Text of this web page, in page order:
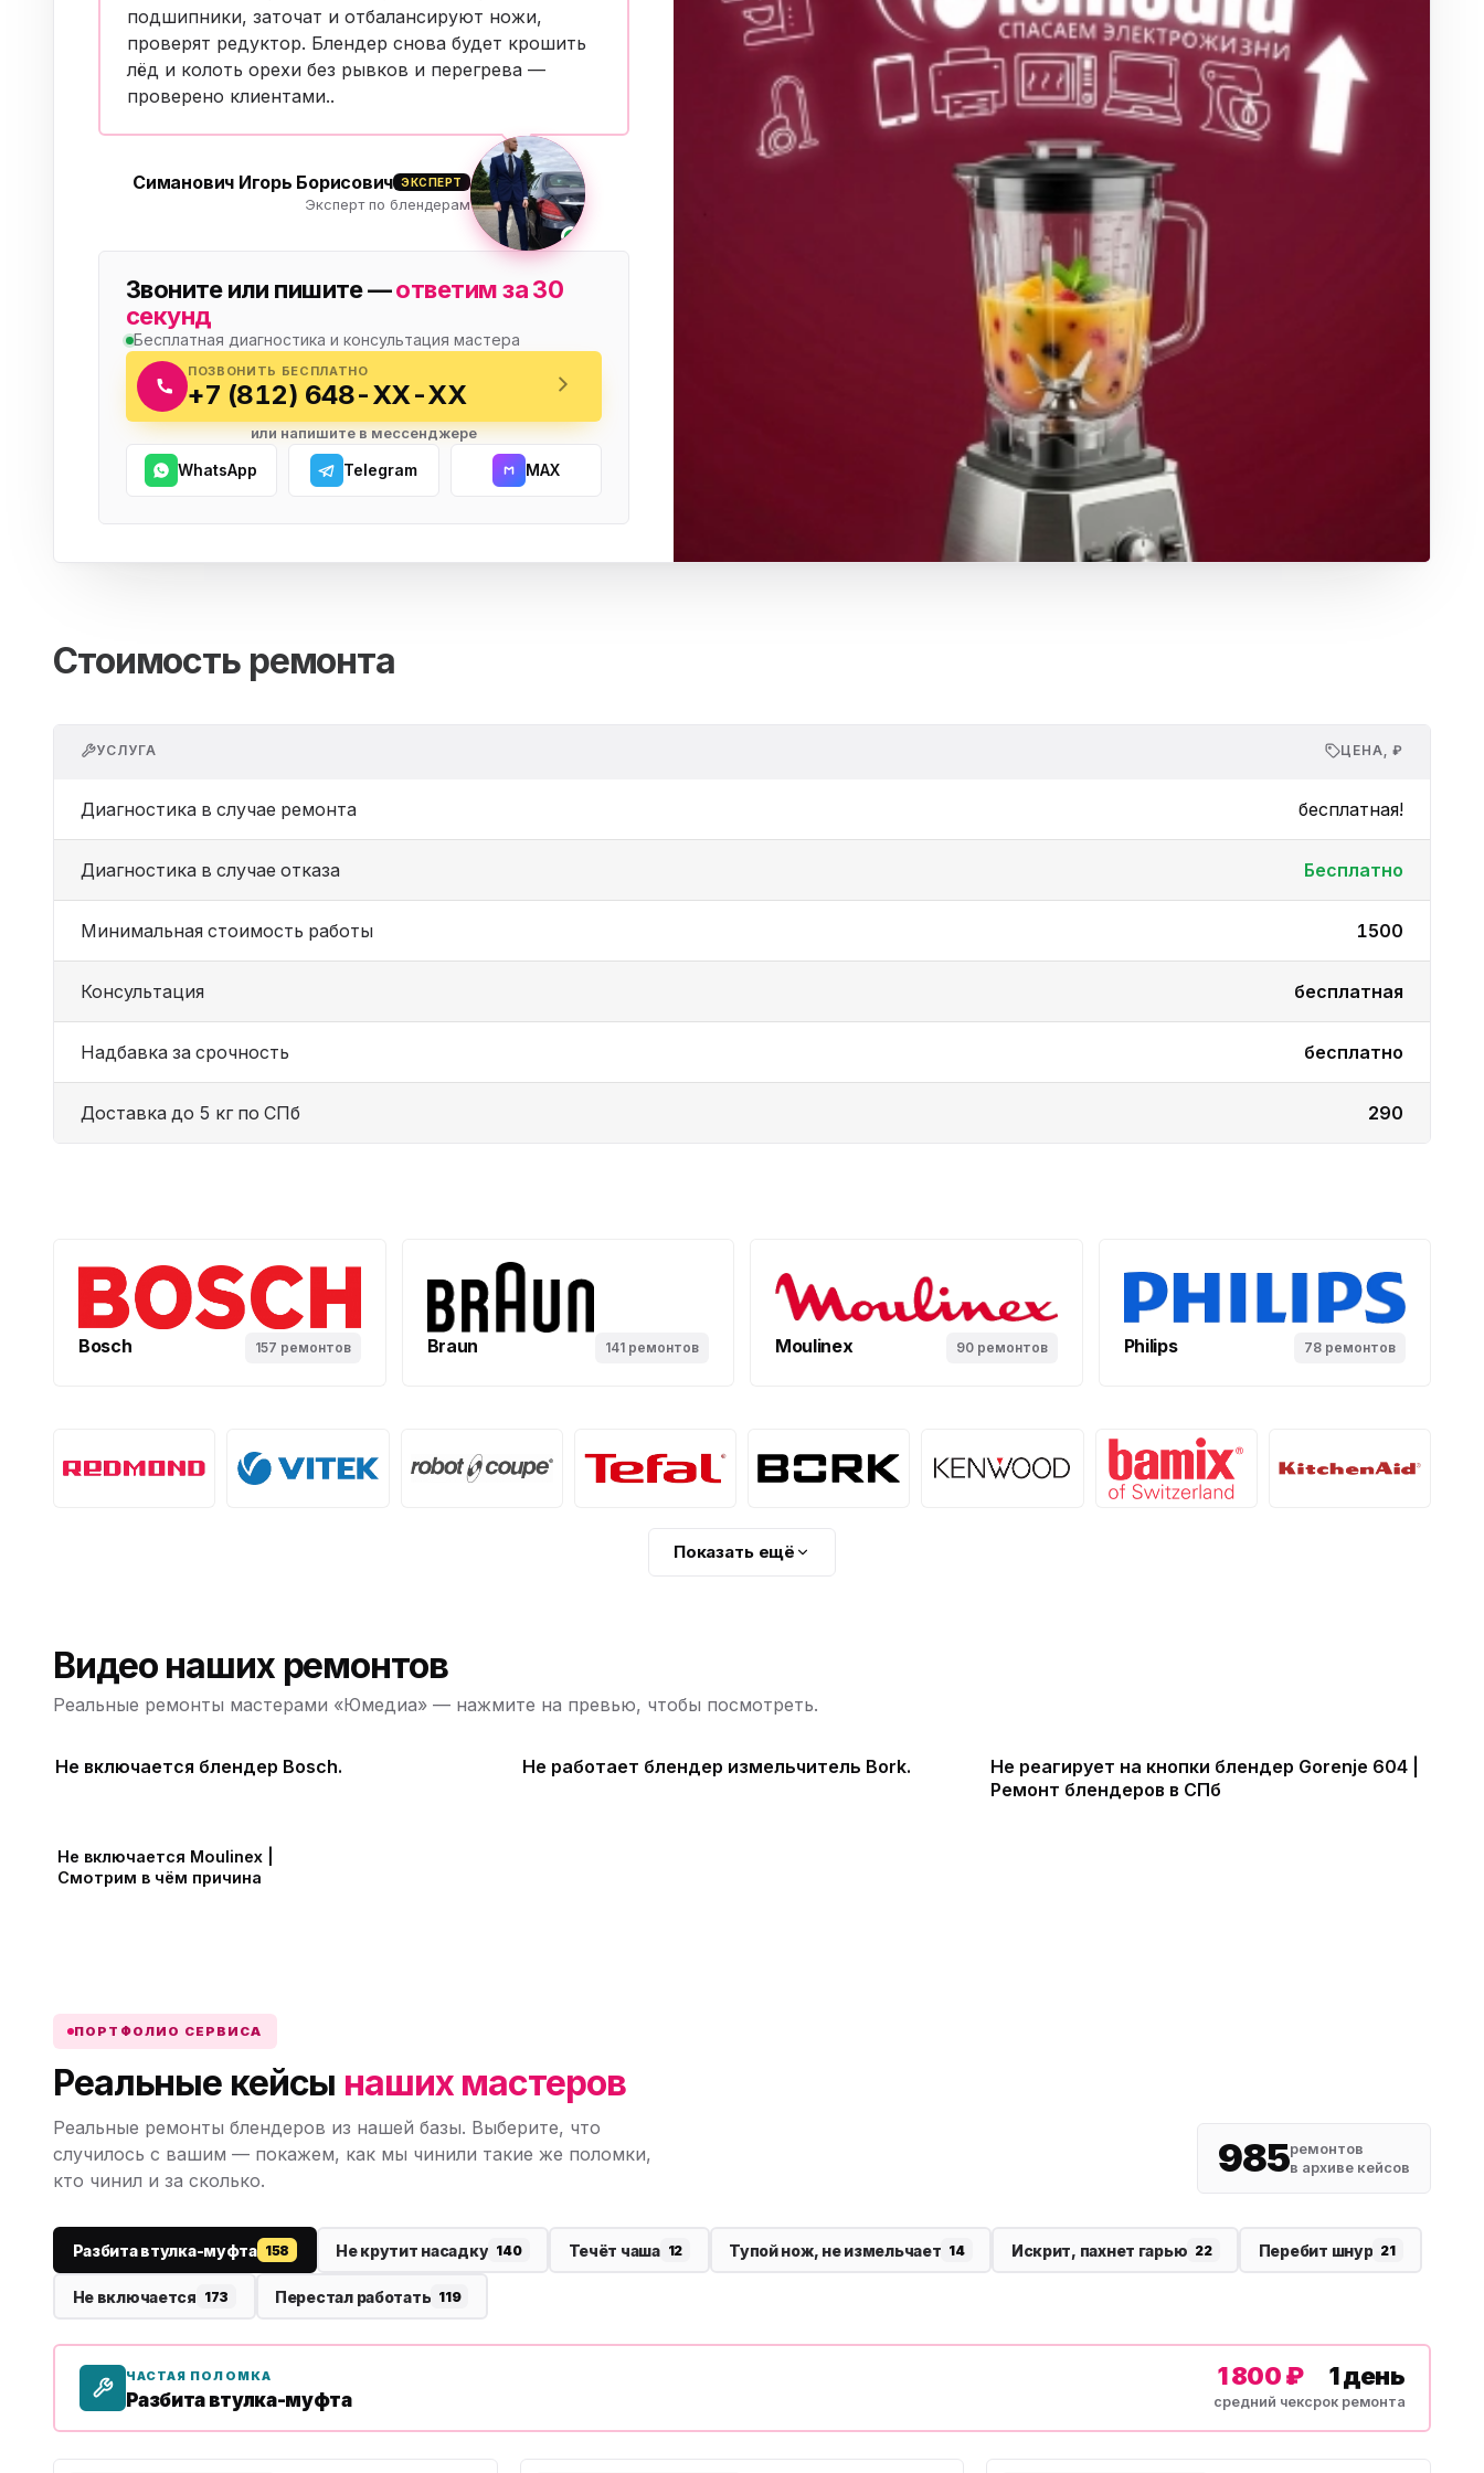
Бытовая техника
Фототехника
Бензотехника
Садовая техника
Винный шкаф Вентиляция Осушитель воздуха
Отопительный
котел
Водонагреватель
Кулер для воды
Сушильная машина Тепловая завеса
подшипники, заточат и отбалансируют ножи,
проверят редуктор. Блендер снова будет крошить
лёд и колоть орехи без рывков и перегрева —
проверено клиентами..
Симанович Игорь Борисович ЭКСПЕРТ
Эксперт по блендерам
Звоните или пишите —ответим за 30
секунд
Бесплатная диагностика и консультация мастера
ПОЗВОНИТЬ БЕСПЛАТНО
+7 (812) 648-XX-XX
или напишите в мессенджере
WhatsApp Telegram MAX
Стоимость ремонта
УСЛУГА ЦЕНА, ₽
Диагностика в случае ремонта бесплатная!
Диагностика в случае отказа Бесплатно
Минимальная стоимость работы 1500
Консультация бесплатная
Надбавка за срочность бесплатно
Доставка до 5 кг по СПб 290
Bosch 157 ремонтов Braun 141 ремонтов Moulinex 90 ремонтов Philips 78 ремонтов
Показать ещё
Видео наших ремонтов
Реальные ремонты мастерами «Юмедиа» — нажмите на превью, чтобы посмотреть.
Не включается блендер Bosch. Не работает блендер измельчитель Bork.
Не реагирует на кнопки блендер Gorenje 604 |
Ремонт блендеров в СПб
Не включается Moulinex |
Смотрим в чём причина
ПОРТФОЛИО СЕРВИСА
Реальные кейсы наших мастеров
Реальные ремонты блендеров из нашей базы. Выберите, что
случилось с вашим — покажем, как мы чинили такие же поломки,
кто чинил и за сколько.
985ремонтов
в архиве кейсов
Разбита втулка-муфта 158 Не крутит насадку 140 Течёт чаша 12 Тупой нож, не измельчает 14 Искрит, пахнет гарью 22 Перебит шнур 21
Не включается 173 Перестал работать 119
ЧАСТАЯ ПОЛОМКА
Разбита втулка-муфта
1 800 ₽
средний чек
1 день
срок ремонта